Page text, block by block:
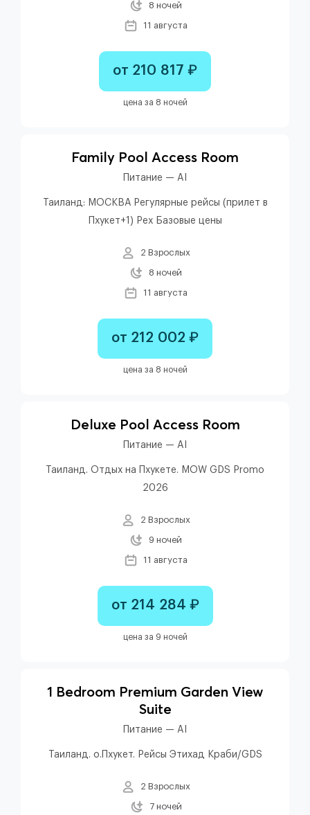
8 ночей
11 августа
от 210 817 ₽
цена за 8 ночей
Family Pool Access Room
Питание — AI
Таиланд: МОСКВА Регулярные рейсы (прилет в
Пхукет+1) Pex Базовые цены
2 Взрослых
8 ночей
11 августа
от 212 002 ₽
цена за 8 ночей
Deluxe Pool Access Room
Питание — AI
Таиланд. Отдых на Пхукете. MOW GDS Promo
2026
2 Взрослых
9 ночей
11 августа
от 214 284 ₽
цена за 9 ночей
1 Bedroom Premium Garden View
Suite
Питание — AI
Таиланд. о.Пхукет. Рейсы Этихад Краби/GDS
2 Взрослых
7 ночей